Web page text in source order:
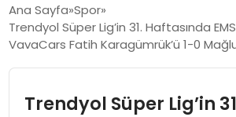
ÖZEL SAYFALAR
Ana Sayfa Spor
Trendyol Süper Lig’in 31. Haftasında
VavaCars Fatih Karagümrük’ü 1-0
Trendyol Süper Lig’in